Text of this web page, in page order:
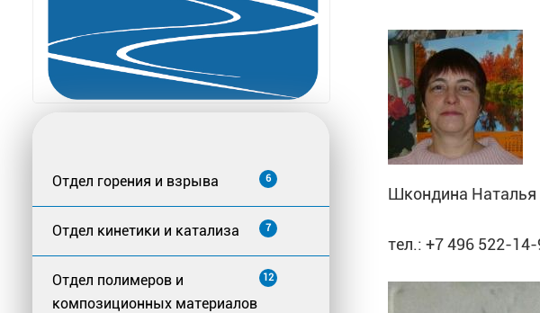
Отдел горения и взрыва 6
Отдел кинетики и катализа 7
Отдел полимеров и
композиционных материалов
12
Шкондина Наталья
тел.: +7 496 522-14-